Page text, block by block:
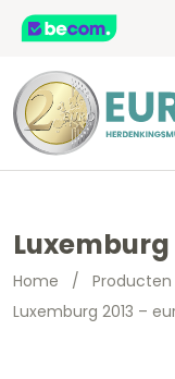
Luxemburg
Home / Producten
Luxemburg 2013 –